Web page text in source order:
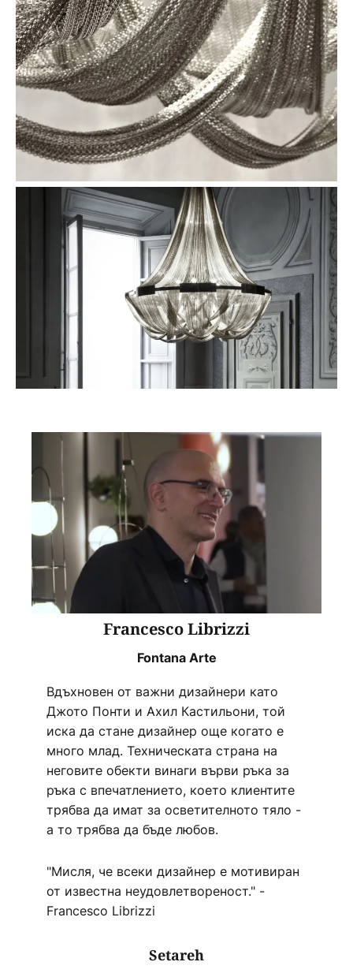
Francesco Librizzi
Fontana Arte
Вдъхновен от важни дизайнери като
Джото Понти и Ахил Кастильони, той
иска да стане дизайнер още когато е
много млад. Техническата страна на
неговите обекти винаги върви ръка за
ръка с впечатлението, което клиентите
трябва да имат за осветителното тяло -
а то трябва да бъде любов.
"Мисля, че всеки дизайнер е мотивиран
от известна неудовлетвореност." -
Francesco Librizzi
Setareh